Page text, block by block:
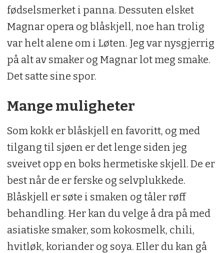
fødselsmerket i panna. Dessuten elsket
Magnar opera og blåskjell, noe han trolig
var helt alene om i Løten. Jeg var nysgjerrig
på alt av smaker og Magnar lot meg smake.
Det satte sine spor.
Mange muligheter
Som kokk er blåskjell en favoritt, og med
tilgang til sjøen er det lenge siden jeg
sveivet opp en boks hermetiske skjell. De er
best når de er ferske og selvplukkede.
Blåskjell er søte i smaken og tåler røff
behandling. Her kan du velge å dra på med
asiatiske smaker, som kokosmelk, chili,
hvitløk, koriander og soya. Eller du kan gå